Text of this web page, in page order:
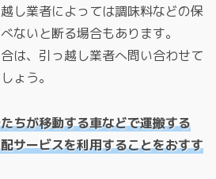
し業者によっては調味料などの保
ないと断る場合もあります。
は、引っ越し業者へ問い合わせて
ょう。
ちが移動する車などで運搬する
サービスを利用することをおすす